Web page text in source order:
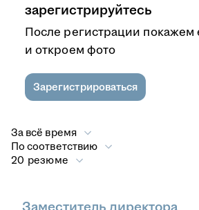
зарегистрируйтесь
После регистрации покажем
и откроем фото
Зарегистрироваться
За всё время
По соответствию
20 резюме
Заместитель директора